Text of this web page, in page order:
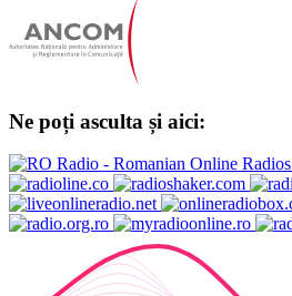
Ne poți asculta și aici: